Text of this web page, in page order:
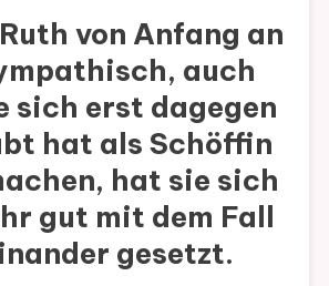
von Anfang an
auch
sich erst dagegen
hat als Schöffin
hat sie sich
gut mit dem Fall
gesetzt.